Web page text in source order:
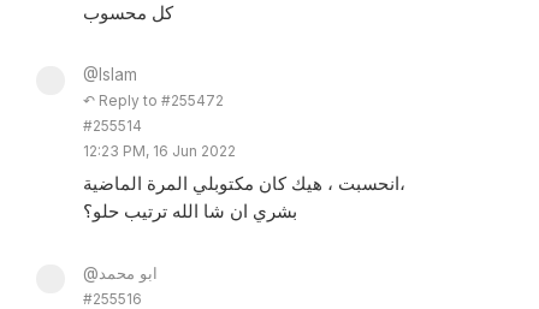
كل محسوب
@Islam
↶ Reply to #255472
#255514
12:23 PM, 16 Jun 2022
انحسبت ، هيك كان مكتوبلي المرة الماضية،
بشري ان شا الله ترتيب حلو؟
@ابو محمد
#255516